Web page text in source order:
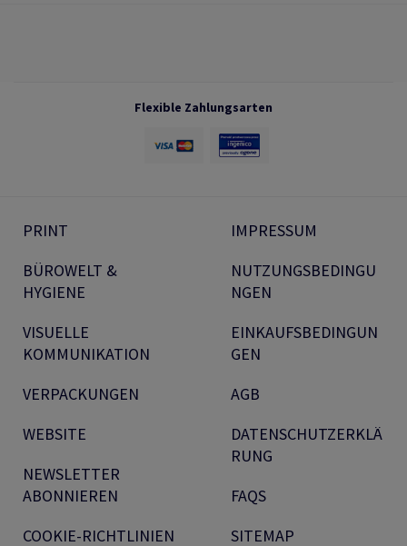
Flexible Zahlungsarten
PRINT
BÜROWELT &
HYGIENE
VISUELLE
KOMMUNIKATION
VERPACKUNGEN
WEBSITE
NEWSLETTER
ABONNIEREN
COOKIE-RICHTLINIEN
IMPRESSUM
NUTZUNGSBEDINGU
NGEN
EINKAUFSBEDINGUN
GEN
AGB
DATENSCHUTZERKLÄ
RUNG
FAQS
SITEMAP